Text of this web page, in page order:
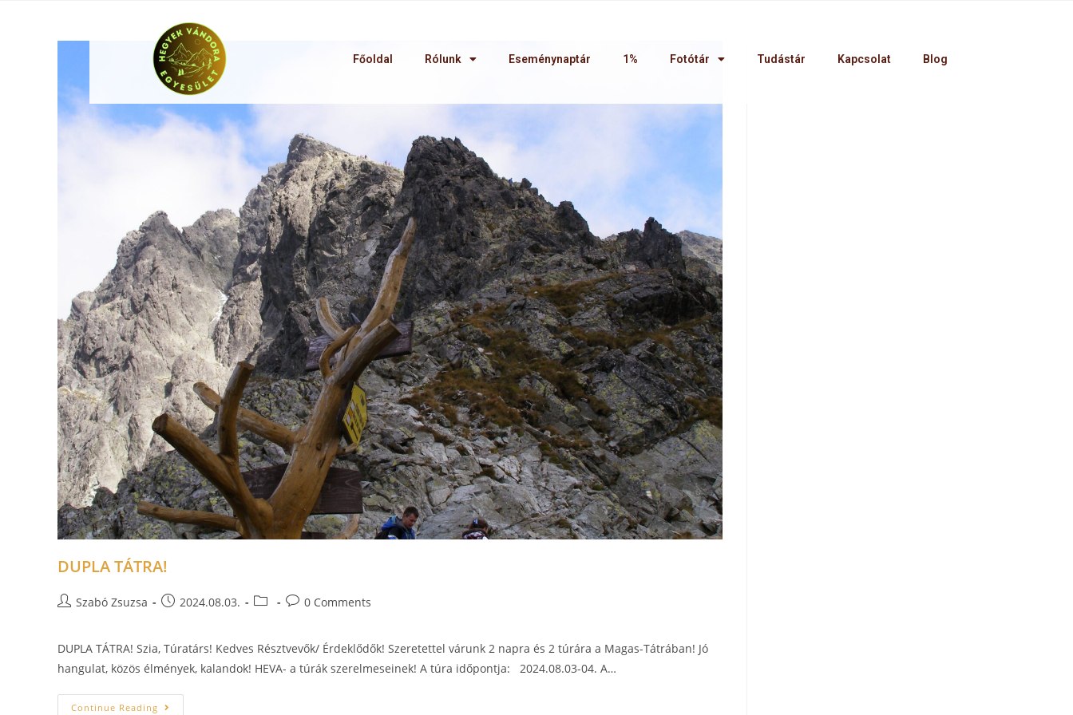
Főoldal Rólunk Eseménynaptár 1% Fotótár Tudástár Kapcsolat Blog
DUPLA TÁTRA!
Szabó Zsuzsa 2024.08.03. 0 Comments
DUPLA TÁTRA! Szia, Túratárs! Kedves Résztvevők/ Érdeklődők! Szeretettel várunk 2 napra és 2 túrára a Magas-Tátrában! Jó
hangulat, közös élmények, kalandok! HEVA- a túrák szerelmeseinek! A túra időpontja: 2024.08.03-04. A…
Continue Reading